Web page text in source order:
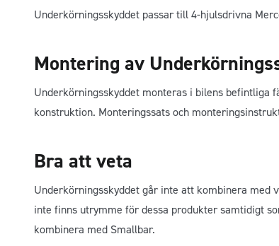
Underkörningsskyddet passar till 4-hjulsdrivna
Montering av
Underkörningsskyddet monteras i bilens befintliga
konstruktion. Monteringssats och
Bra att veta
Underkörningsskyddet går inte att kombinera
inte finns utrymme för dessa produkter samtidigt
kombinera med Smallbar.